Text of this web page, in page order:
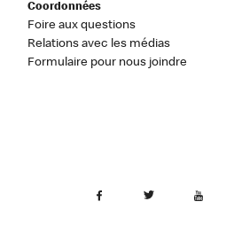
Coordonnées
Foire aux questions
Relations avec les médias
Formulaire pour nous joindre